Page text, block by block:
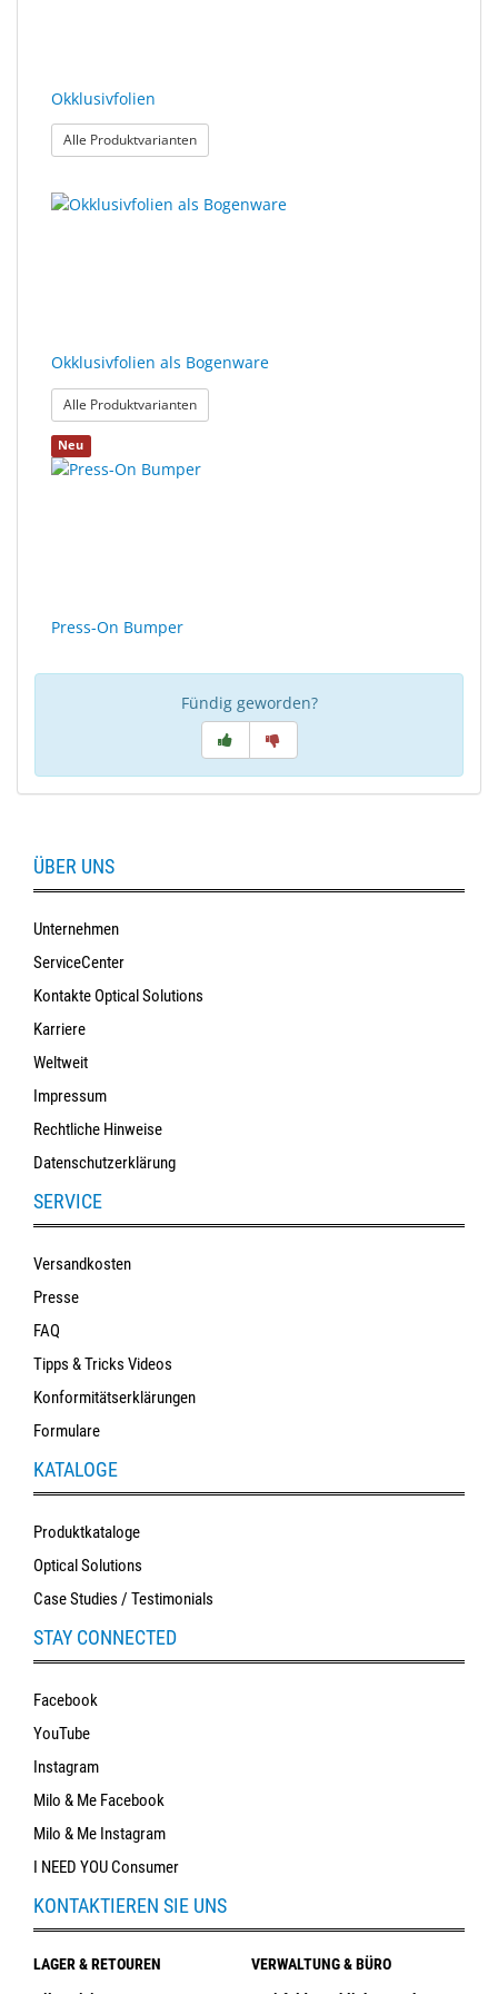
Me
Schleiftechnik
SALE
Okklusivfolien
Alle Produktvarianten: Okklusivfolien
Okklusivfolien als Bogenware
Alle Produktvarianten: Okklusivfolien als Bogenware
Neu
Press-On Bumper
Fündig geworden?
ÜBER UNS
Unternehmen
ServiceCenter
Kontakte Optical Solutions
Karriere
Weltweit
Impressum
Rechtliche Hinweise
Datenschutzerklärung
SERVICE
Versandkosten
Presse
FAQ
Tipps & Tricks Videos
Konformitätserklärungen
Formulare
KATALOGE
Produktkataloge
Optical Solutions
Case Studies / Testimonials
STAY CONNECTED
Facebook
YouTube
Instagram
Milo & Me Facebook
Milo & Me Instagram
I NEED YOU Consumer
KONTAKTIEREN SIE UNS
LAGER & RETOUREN
VERWALTUNG & BÜRO